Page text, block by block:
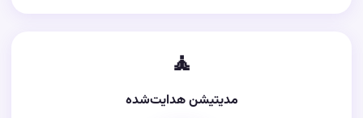
🧘
مدیتیشن هدایت‌شده